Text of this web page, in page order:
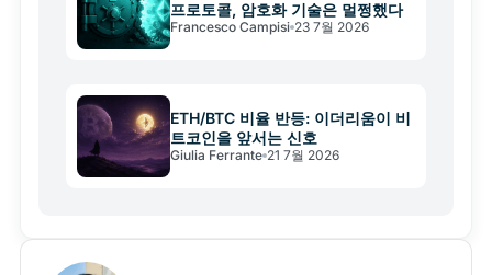
프로토콜, 암호화 기술은 멀쩡했다
Francesco Campisi 23 7월 2026
ETH/BTC 비율 반등: 이더리움이 비
트코인을 앞서는 신호
Giulia Ferrante 21 7월 2026